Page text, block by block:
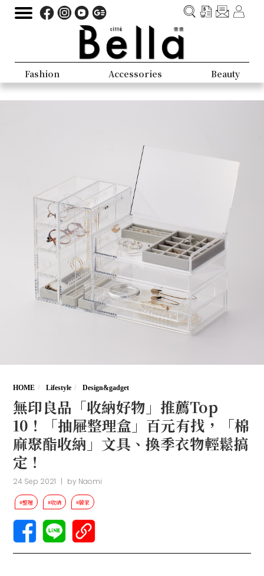
Fashion Accessories Beauty
HOME Lifestyle Design&gadget
無印良品「收納好物」推薦Top
10！「抽屜整理盒」百元有找，「棉
麻聚酯收納」文具、換季衣物輕鬆搞
定！
24 Sep 2021 | by Naomi
#整理 #收納 #居家